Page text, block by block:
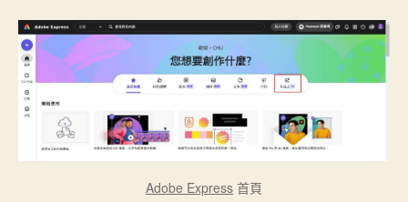
Adobe Express 首頁